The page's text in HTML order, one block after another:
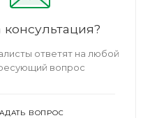
ответят на любой
вопрос
ВОПРОС